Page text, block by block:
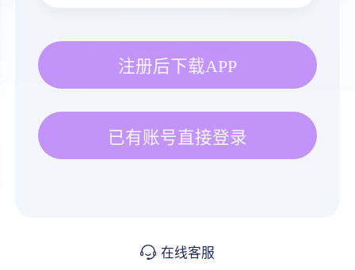
注册后下载APP
已有账号直接登录
在线客服